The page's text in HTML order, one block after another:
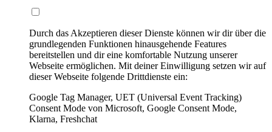
Durch das Akzeptieren dieser Dienste können wir dir über die
grundlegenden Funktionen hinausgehende Features
bereitstellen und dir eine komfortable Nutzung unserer
Webseite ermöglichen. Mit deiner Einwilligung setzen wir auf
dieser Webseite folgende Drittdienste ein:
Google Tag Manager, UET (Universal Event Tracking)
Consent Mode von Microsoft, Google Consent Mode,
Klarna, Freshchat